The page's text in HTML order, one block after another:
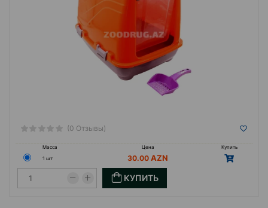
(0 Отзывы)
Масса Цена
Купить
1 шт
30.00
КУПИТЬ